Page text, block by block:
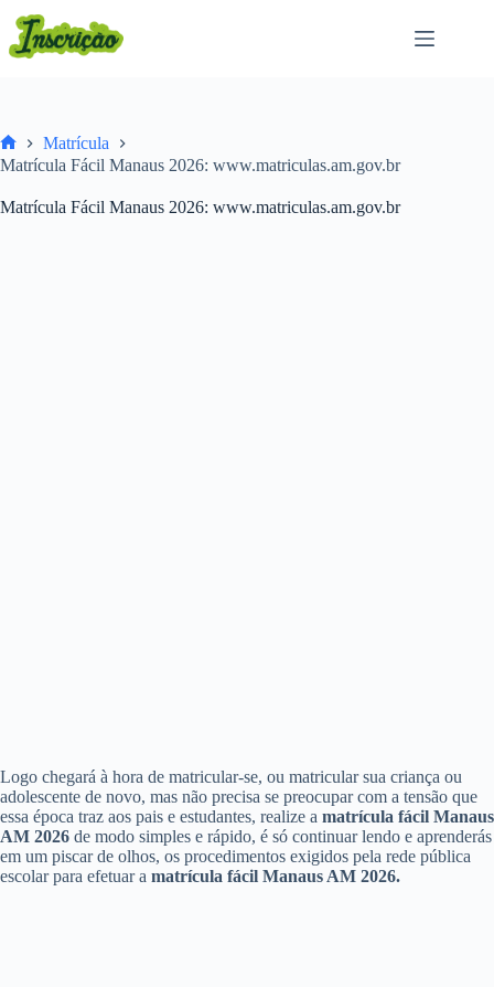
para
Home
Matrícula
Matrícula Fácil Manaus 2026: www.matriculas.am.gov.br
Matrícula Fácil Manaus 2026: www.matriculas.am.gov.br
Logo chegará à hora de matricular-se, ou matricular sua criança ou
adolescente de novo, mas não precisa se preocupar com a tensão que
essa época traz aos pais e estudantes, realize a matrícula fácil Manaus
AM 2026 de modo simples e rápido, é só continuar lendo e aprenderás
em um piscar de olhos, os procedimentos exigidos pela rede pública
escolar para efetuar a matrícula fácil Manaus AM 2026.